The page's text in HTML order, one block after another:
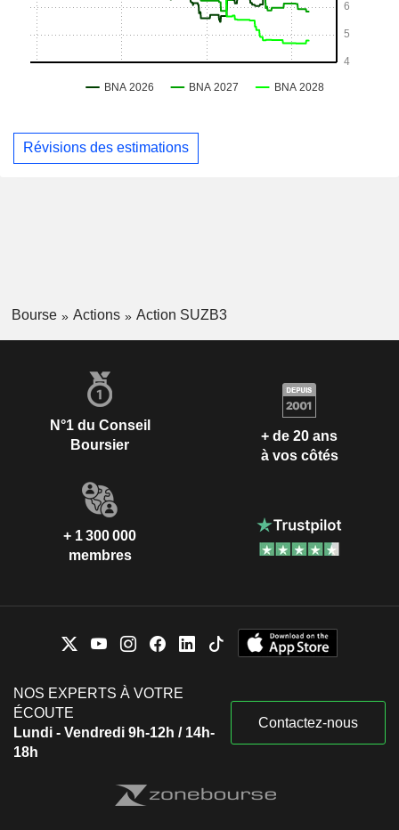
Révisions des estimations
Bourse Actions Action SUZB3
N°1 du Conseil
Boursier
+ de 20 ans
à vos côtés
+ 1 300 000
membres
NOS EXPERTS À VOTRE
ÉCOUTE
Lundi - Vendredi 9h-12h / 14h-
18h
Contactez-nous